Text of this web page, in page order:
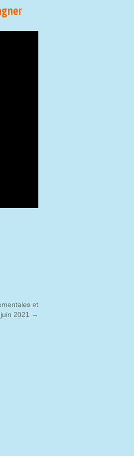
et
2021
→